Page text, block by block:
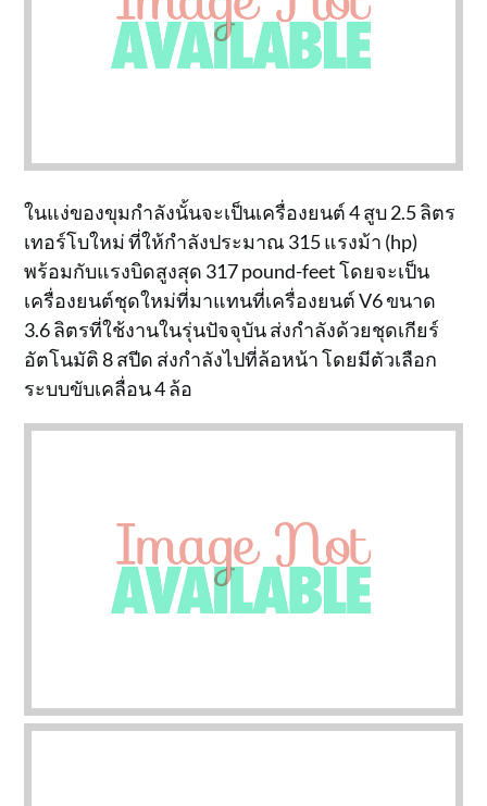
ในแง่ของขุมกำลังนั้นจะเป็นเครื่องยนต์ 4 สูบ 2.5 ลิตร
เทอร์โบใหม่ ที่ให้กำลังประมาณ 315 แรงม้า (hp)
พร้อมกับแรงบิดสูงสุด 317 pound-feet โดยจะเป็น
เครื่องยนต์ชุดใหม่ที่มาแทนที่เครื่องยนต์ V6 ขนาด
3.6 ลิตรที่ใช้งานในรุ่นปัจจุบัน ส่งกำลังด้วยชุดเกียร์
อัตโนมัติ 8 สปีด ส่งกำลังไปที่ล้อหน้า โดยมีตัวเลือก
ระบบขับเคลื่อน 4 ล้อ